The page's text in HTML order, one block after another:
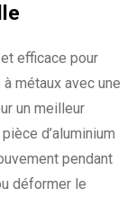
efficace pour
métaux avec une
un meilleur
d’aluminium
pendant
déformer le